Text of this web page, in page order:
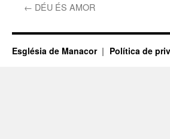
← DÉU ÉS AMOR
Església de Manacor Política de